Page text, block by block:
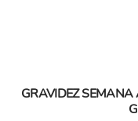
GRAVIDEZ